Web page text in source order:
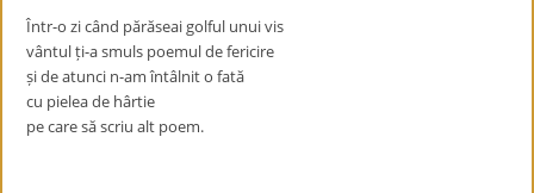
Într-o zi când părăseai golful unui vis
vântulți-a smuls poemul de fericire
și de atunci n-am întâlnit o fată
cu pielea de hârtie
pe care să scriu alt poem.